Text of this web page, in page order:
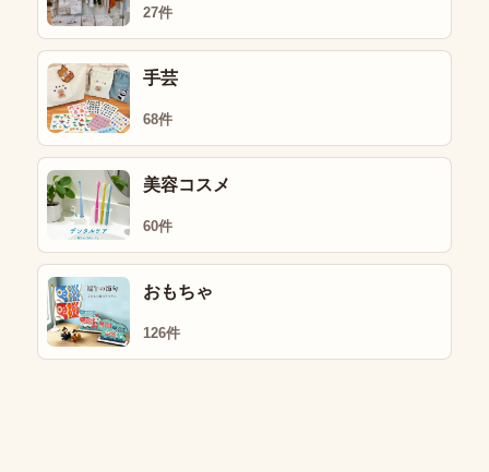
27件
手芸
68件
美容コスメ
60件
おもちゃ
126件